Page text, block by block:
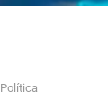
Política